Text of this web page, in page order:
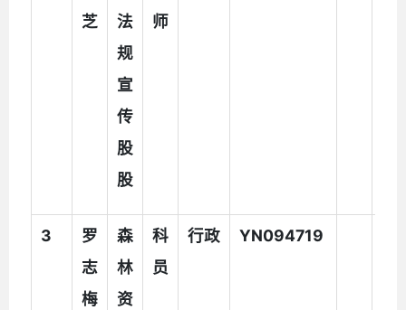
芝
法
规
宣
传
股
股
师
3
罗
志
梅
森
林
资
科
员
行政 YN094719